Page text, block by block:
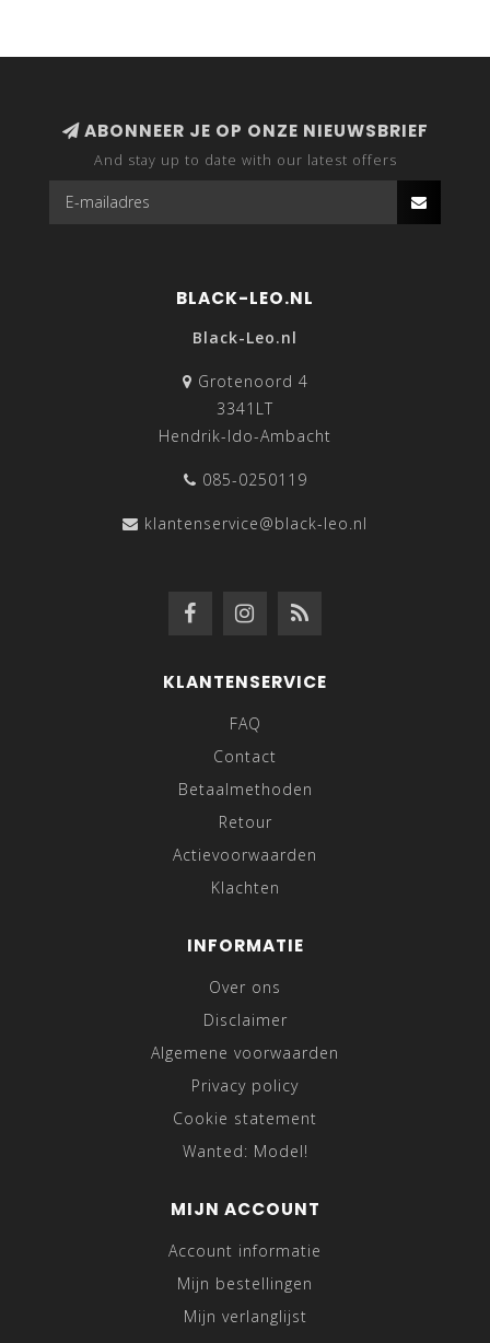
ABONNEER JE OP ONZE NIEUWSBRIEF
And stay up to date with our latest offers
BLACK-LEO.NL
Black-Leo.nl
Grotenoord 4
3341LT
Hendrik-Ido-Ambacht
085-0250119
klantenservice@black-leo.nl
KLANTENSERVICE
FAQ
Contact
Betaalmethoden
Retour
Actievoorwaarden
Klachten
INFORMATIE
Over ons
Disclaimer
Algemene voorwaarden
Privacy policy
Cookie statement
Wanted: Model!
MIJN ACCOUNT
Account informatie
Mijn bestellingen
Mijn verlanglijst